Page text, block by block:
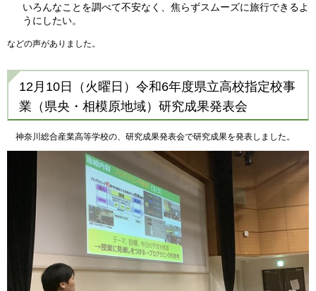
いろんなことを調べて不安なく、焦らずスムーズに旅行できるよ
うにしたい。
などの声がありました。
12月10日（火曜日）令和6年度県立高校指定校事
業（県央・相模原地域）研究成果発表会
神奈川総合産業高等学校の、研究成果発表会で研究成果を発表しました。